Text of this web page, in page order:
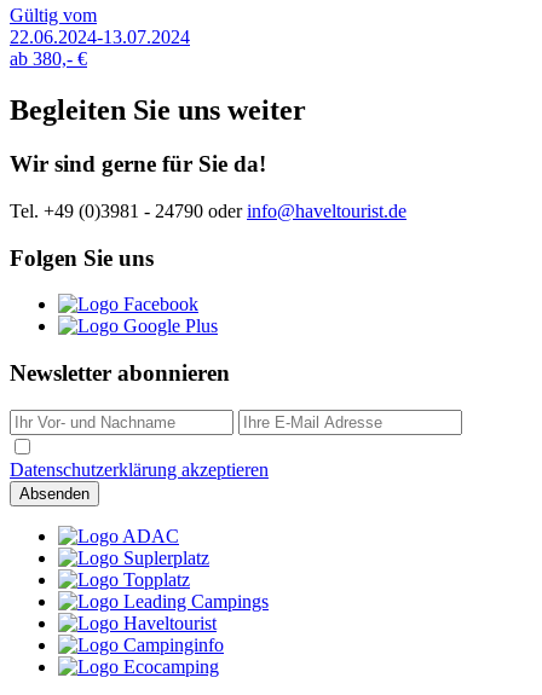
Gültig vom
22.06.2024-13.07.2024
ab 380,- €
Begleiten Sie uns weiter
Wir sind gerne für Sie da!
Tel. +49 (0)3981 - 24790 oderinfo@haveltourist.de
Folgen Sie uns
Newsletter abonnieren
Datenschutzerklärung akzeptieren